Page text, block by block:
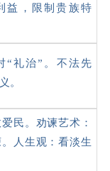
益，限制贵族特
“礼治”。不法先
。
民。劝谏艺术：
人生观：看淡生